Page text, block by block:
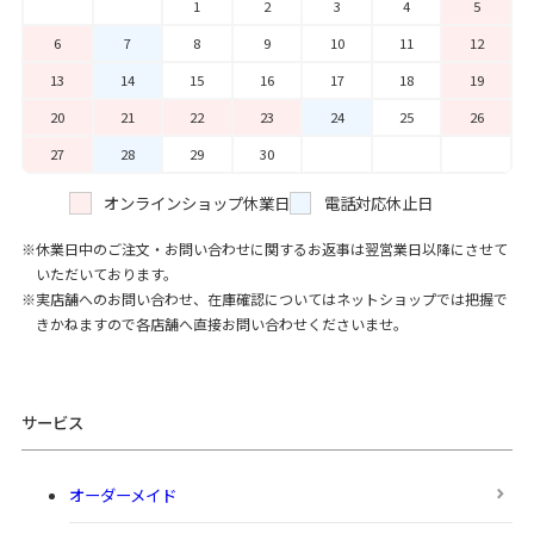
1
2 3 4
5
6
7 8 9 10 11
12
13
14 15 16 17 18
19
20
21 22 23 24 25
26
27
28 29 30
オンラインショップ休業日 電話対応休止日
休業日中のご注文・お問い合わせに関するお返事は翌営業日以降にさせて
いただいております。
実店舗へのお問い合わせ、在庫確認についてはネットショップでは把握で
きかねますので各店舗へ直接お問い合わせくださいませ。
サービス
オーダーメイド